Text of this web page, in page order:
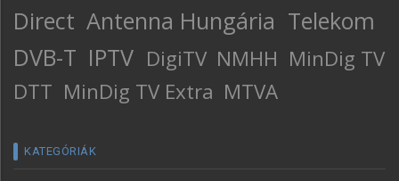
Direct Antenna Hungária Telekom
DVB-T IPTV DigiTV NMHH MinDig TV
DTT MinDig TV Extra MTVA
KATEGÓRIÁK